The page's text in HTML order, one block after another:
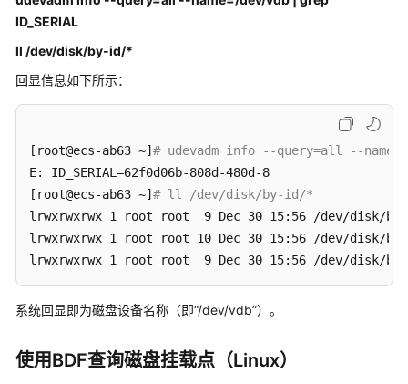
性
网
IP
码
与
密
钥
对
搭
及
ID_SERIAL
ll /dev/disk/by-id/*
回显信息如下所示：
[root@ecs-ab63 ~] # udevadm info --query=all --
E: ID_SERIAL=62f0d06b-808d-480d-8
[root@ecs-ab63 ~] # ll /dev/disk/by-id/*
lrwxrwxrwx 1 root root  9 Dec 30 15:56 /dev/disk/
lrwxrwxrwx 1 root root 10 Dec 30 15:56 /dev/disk/
lrwxrwxrwx 1 root root  9 Dec 30 15:56 /dev/disk/
系统回显即为磁盘设备名称（即“/dev/vdb”）。
使用BDF查询磁盘挂载点（Linux）